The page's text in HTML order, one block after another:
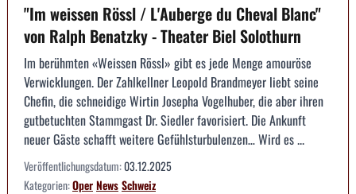
"Im weissen Rössl / L'Auberge du Cheval Blanc"
von Ralph Benatzky - Theater Biel Solothurn
Im berühmten «Weissen Rössl» gibt es jede Menge amouröse
Verwicklungen. Der Zahlkellner Leopold Brandmeyer liebt seine
Chefin, die schneidige Wirtin Josepha Vogelhuber, die aber ihren
gutbetuchten Stammgast Dr. Siedler favorisiert. Die Ankunft
neuer Gäste schafft weitere Gefühlsturbulenzen… Wird es ...
Veröffentlichungsdatum:03.12.2025
Kategorien:OperNewsSchweiz